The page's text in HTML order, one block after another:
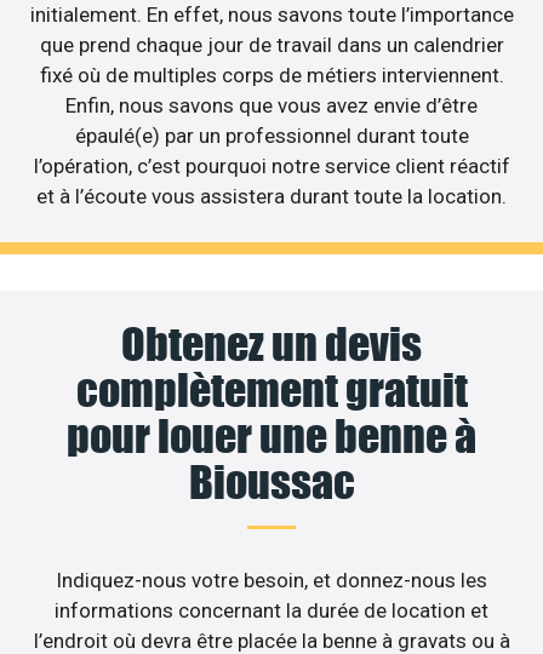
initialement. En effet, nous savons toute l’importance
que prend chaque jour de travail dans un calendrier
fixé où de multiples corps de métiers interviennent.
Enfin, nous savons que vous avez envie d’être
épaulé(e) par un professionnel durant toute
l’opération, c’est pourquoi notre service client réactif
et à l’écoute vous assistera durant toute la location.
Obtenez un devis
complètement gratuit
pour louer une benne à
Bioussac
Indiquez-nous votre besoin, et donnez-nous les
informations concernant la durée de location et
l’endroit où devra être placée la benne à gravats ou à